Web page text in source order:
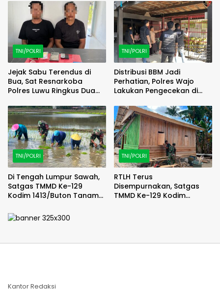
TNI/POLRI
Jejak Sabu Terendus di
Bua, Sat Resnarkoba
Polres Luwu Ringkus Dua
TNI/POLRI
Distribusi BBM Jadi
Perhatian, Polres Wajo
Lakukan Pengecekan di
TNI/POLRI
Di Tengah Lumpur Sawah,
Satgas TMMD Ke-129
Kodim 1413/Buton Tanam
Pangan Bersama Warga
TNI/POLRI
RTLH Terus
Disempurnakan, Satgas
TMMD Ke-129 Kodim
Kantor Redaksi